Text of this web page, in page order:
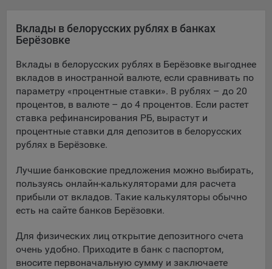
сервис показа контекстной рекламы. Адрес: Yandex
Europe AG, Werftestrasse 4, CH-6005 Luzern, Switzerland.
предоставляемый компанией Google Ireland Ltd, Gordon
House Barrow Street Dublin 4, D04E5W5 Ireland.
Сохранить мои изменения
Сохранить по умолчанию
Вклады в белорусских рублях в банках
Берёзовке
Вклады в белорусских рублях в Берёзовке выгоднее
вкладов в иностранной валюте, если сравнивать по
параметру «процентные ставки». В рублях – до 20
процентов, в валюте – до 4 процентов. Если растет
ставка рефинансирования РБ, вырастут и
процентные ставки для депозитов в белорусских
рублях в Берёзовке.
Лучшие банковские предложения можно выбирать,
пользуясь онлайн-калькуляторами для расчета
прибыли от вкладов. Такие калькуляторы обычно
есть на сайте банков Берёзовки.
Для физических лиц открытие депозитного счета
очень удобно. Приходите в банк с паспортом,
вносите первоначальную сумму и заключаете